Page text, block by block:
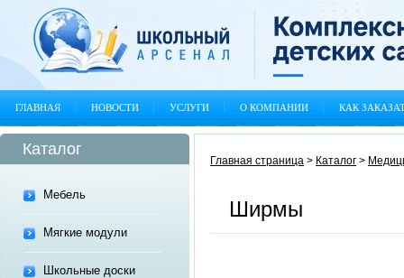
ГЛАВНАЯ НОВОСТИ УСЛУГИ О КОМПАНИИ КАК
Каталог
Мебель
Мягкие модули
Школьные доски
Главная страница > Каталог >
Ширмы